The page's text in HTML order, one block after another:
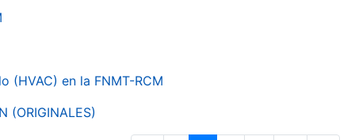
(HVAC) en la FNMT-RCM